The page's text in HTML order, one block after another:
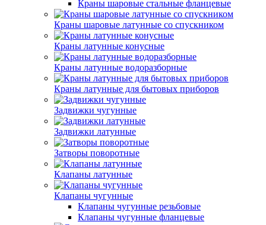
Краны шаровые стальные фланцевые
Краны шаровые латунные со спускником
Краны латунные конусные
Краны латунные водоразборные
Краны латунные для бытовых приборов
Задвижки чугунные
Задвижки латунные
Затворы поворотные
Клапаны латунные
Клапаны чугунные
Клапаны чугунные резьбовые
Клапаны чугунные фланцевые